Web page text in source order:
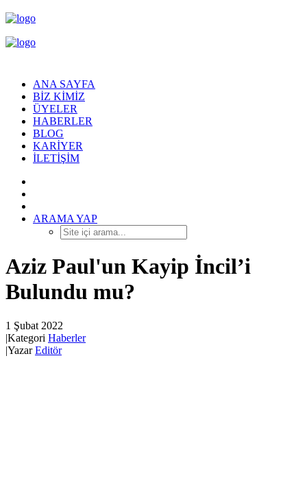
ANA SAYFA
BIZ KIMIZ
ÜYELER
HABERLER
BLOG
KARIYER
İLETIŞIM
ARAMA YAP
Aziz Paul'un Kayip İncil’i
Bulundu mu?
1 Şubat 2022
|Kategori Haberler
|YazarEditör